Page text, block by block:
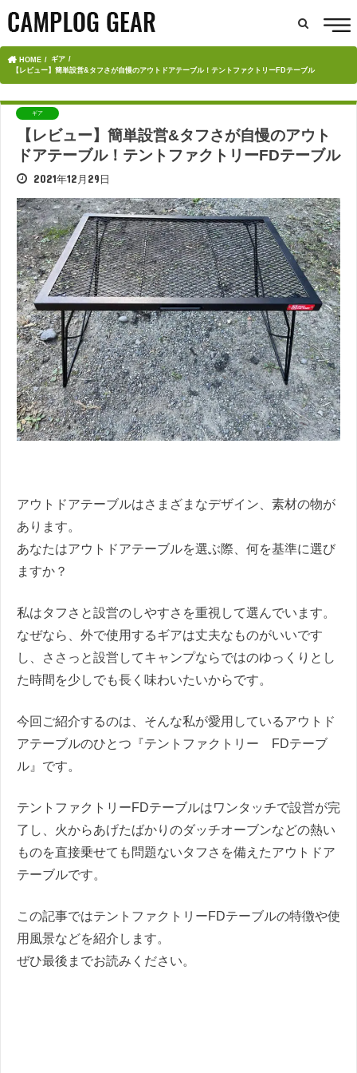
HOME
ギア
【レビュー】簡単設営&タフさが自慢のアウトドアテーブル！テントファクトリーFDテーブル
ギア
【レビュー】簡単設営&タフさが自慢のアウト
ドアテーブル！テントファクトリーFDテーブル
2021年12月29日
アウトドアテーブルはさまざまなデザイン、素材の物が
あります。
あなたはアウトドアテーブルを選ぶ際、何を基準に選び
ますか？
私はタフさと設営のしやすさを重視して選んでいます。
なぜなら、外で使用するギアは丈夫なものがいいです
し、ささっと設営してキャンプならではのゆっくりとし
た時間を少しでも長く味わいたいからです。
今回ご紹介するのは、そんな私が愛用しているアウトド
アテーブルのひとつ『テントファクトリー FDテーブ
ル』です。
テントファクトリーFDテーブルはワンタッチで設営が完
了し、火からあげたばかりのダッチオーブンなどの熱い
ものを直接乗せても問題ないタフさを備えたアウトドア
テーブルです。
この記事ではテントファクトリーFDテーブルの特徴や使
用風景などを紹介します。
ぜひ最後までお読みください。